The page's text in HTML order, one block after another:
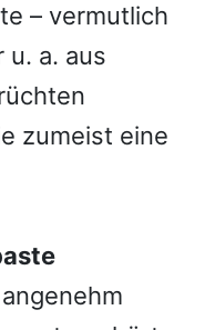
– vermutlich
u. a. aus
zumeist eine